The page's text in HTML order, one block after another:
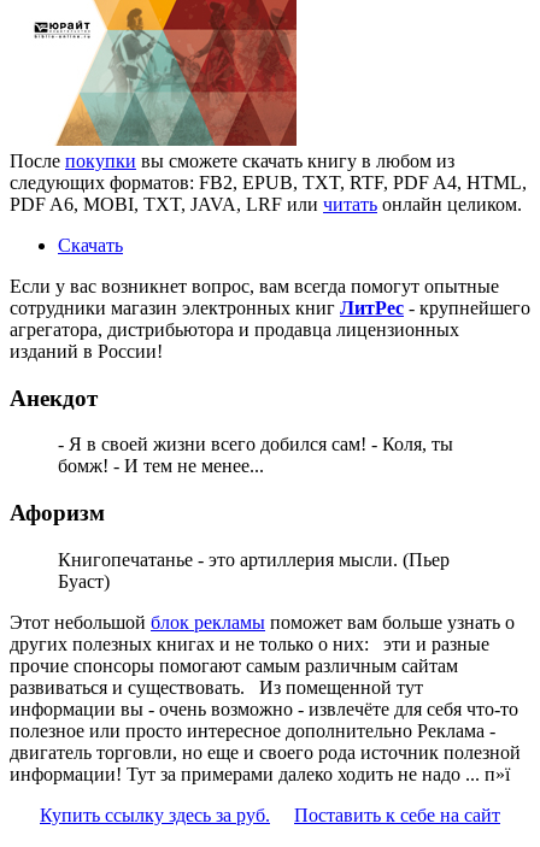
После покупки вы сможете скачать книгу в любом из
следующих форматов: FB2, EPUB, TXT, RTF, PDF A4, HTML,
PDF A6, MOBI, TXT, JAVA, LRF или читать онлайн целиком.
Скачать
Если у вас возникнет вопрос, вам всегда помогут опытные
сотрудники магазин электронных книг ЛитPec - крупнейшего
агрегатора, дистрибьютора и продавца лицензионных
изданий в России!
Анекдот
- Я в своей жизни всего добился сам! - Коля, ты
бомж! - И тем не менее...
Афоризм
Книгопечатанье - это артиллерия мысли. (Пьер
Буаст)
Этот небольшой блок рекламы поможет вам больше узнать о
других полезных книгах и не только о них:
эти и разные
прочие спонсоры помогают самым различным сайтам
развиваться и существовать. Из помещенной тут
информации вы - очень возможно - извлечёте для себя что-то
полезное или просто интересное дополнительно Реклама -
двигатель торговли, но еще и своего рода источник полезной
информации! Тут за примерами далеко ходить не надо ... п»ї
Купить ссылку здесь за руб. Поставить к себе на сайт